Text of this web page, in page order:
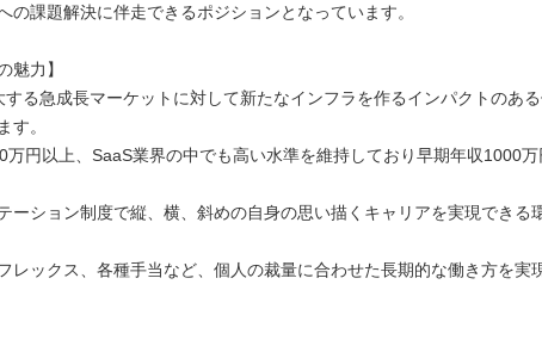
の課題解決に伴⾛できるポジションとなっています。
魅⼒】
する急成⻑マーケットに対して新たなインフラを作るインパクトのあ
す。
万円以上、SaaS業界の中でも⾼い⽔準を維持しており早期年収1000万
ーション制度で縦、横、斜めの⾃⾝の思い描くキャリアを実現できる
レックス、各種⼿当など、個⼈の裁量に合わせた⻑期的な働き⽅を実